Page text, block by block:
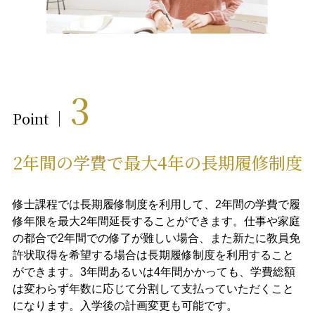
Point 3
2年間の学費で最大4年の長期履修制度​​
修士課程では長期履修制度を利用して、2年間の学費で履
修年限を最大2年間延長することができます。仕事や家庭
の都合で2年間での修了が難しい場合、また新たに教員免
許状取得を希望する場合は長期履修制度を利用すること
ができます。3年間あるいは4年間かかっても、学費総額
は変わらず年数に応じて分割して支払っていただくこと
になります。入学後の計画変更も可能です。​​​